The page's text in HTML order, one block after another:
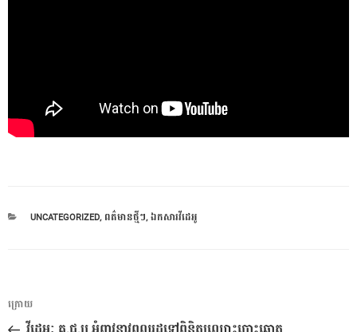
CATEGORIES
UNCATEGORIZED, ពត៌មានថ្មីៗ,ឯកសារវីដេអូ
ការ​
នាំទិស​
អត្ថបទ
មុន
ក្រោយ